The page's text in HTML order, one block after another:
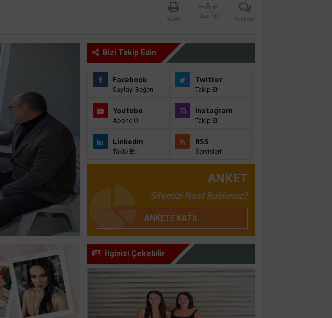
Yazdır
A
Yazı Tipi Yorumlar
Bizi Takip Edin
Facebook
Sayfayı Beğen
Twitter
Takip Et
Youtube
Abone Ol
Instagram
Takip Et
Linkedin
Takip Et
RSS
Servisleri
ANKET
Sitemizi Nasıl Buldunuz?
ANKETE KATIL
İlginizi Çekebilir